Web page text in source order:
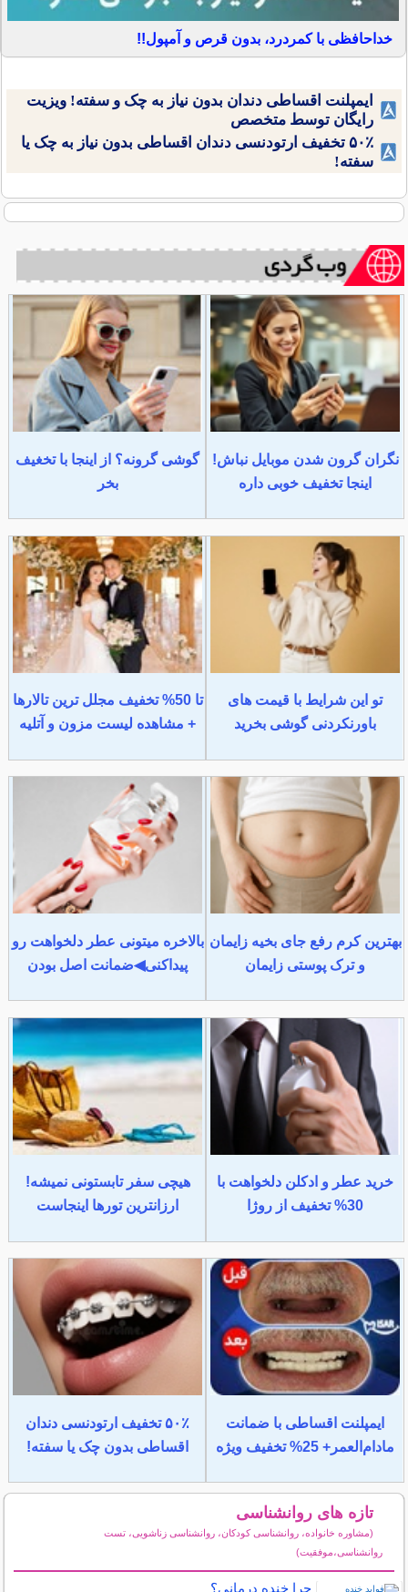
خداحافظی با کمردرد، بدون قرص و آمپول!!
ایمپلنت اقساطی دندان بدون نیاز به چک و سفته! ویزیت
رایگان توسط متخصص
۵۰٪ تخفیف ارتودنسی دندان اقساطی بدون نیاز به چک یا
سفته!
نگران گرون شدن موبایل نباش!
اینجا تخفیف خوبی داره
گوشی گرونه؟ از اینجا با تخغیف
بخر
تو این شرایط با قیمت های
باورنکردنی گوشی بخرید
تا 50% تخفیف مجلل ترین تالارها
+ مشاهده لیست مزون و آتلیه
بهترین کرم رفع جای بخیه زایمان
و ترک پوستی زایمان
بالاخره میتونی عطر دلخواهت رو
پیداکنی◀ضمانت اصل بودن
خرید عطر و ادکلن دلخواهت با
30% تخفیف از روژا
هیچی سفر تابستونی نمیشه!
ارزانترین تورها اینجاست
ایمپلنت اقساطی با ضمانت
مادام‌العمر+ 25% تخفیف ویژه
۵۰٪ تخفیف ارتودنسی دندان
اقساطی بدون چک یا سفته!
تازه های روانشناسی
(مشاوره خانواده، روانشناسی کودکان، روانشناسی زناشویی، تست
روانشناسی،موفقیت)
چرا خنده درمانی؟